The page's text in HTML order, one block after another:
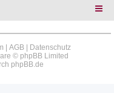
AGB|
Datenschutz
© phpBB Limited
phpBB.de